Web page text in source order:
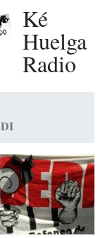
Ké
Huelga
Radio